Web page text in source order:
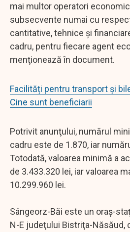
mai multor operatori
subsecvente numai cu
cantitative, tehnice şi
cadru, pentru fiecare agent
menţionează în document.
Facilități pentru transport și
Cine sunt beneficiarii
Potrivit anunţului, numărul
cadru este de 1.870, iar
Totodată, valoarea minimă a
de 3.433.320 lei, iar valoarea
10.299.960 lei.
Sângeorz-Băi este un oraş-
N-E judeţului Bistriţa-Năsăud,